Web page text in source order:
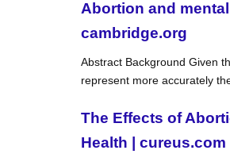
Abortion and
cambridge.org
Abstract Background Given
represent more accurately
The Effects of
Health | cureus.com